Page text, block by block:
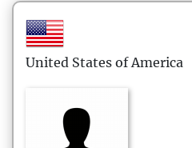
United States of America